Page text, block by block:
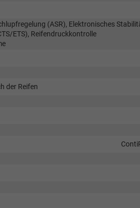
(ASR), Elektronisches
ETS), Reifendruckkontrolle
der Reifen